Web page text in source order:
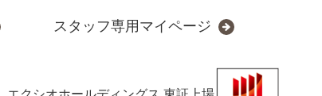
スタッフ専用マイページ